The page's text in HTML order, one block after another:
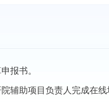
报书。
辅助项目负责人完成在线